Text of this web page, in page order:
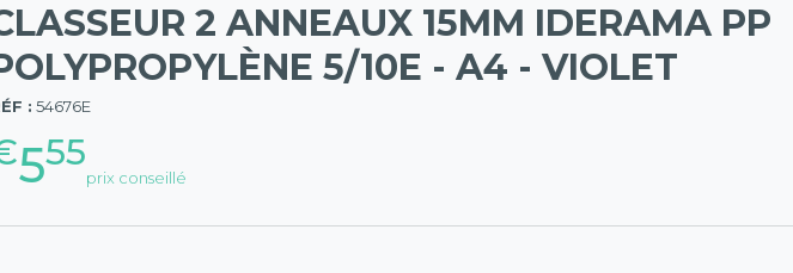
2 ANNEAUX 15MM IDERAMA PP
5/10E - A4 - VIOLET
: 54676E
555
prix conseillé
(57)